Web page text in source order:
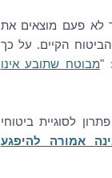
לא פעם מוצאים את
הקיים. על כך
מבוטח שתובע אינו
זה בחודש מרץ 2017 מוצע פתרון לסוגיית ביטוחי
אמורה להיפגע